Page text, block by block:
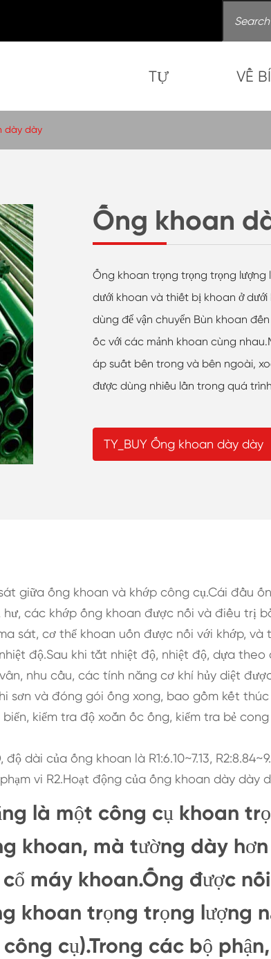
TỰ VỀ BÍ
Ống khoan
Ống khoan trọng trọng trọng
dưới khoan và thiết bị khoan ở
dùng để vận chuyển Bùn khoan
ốc với các mảnh khoan cùng
áp suất bên trong và bên ngoài,
được dùng nhiều lần trong quá
TY_BUY Ống khoan dày dày
dày dày
giữa ống khoan và khớp công cụ.Cái đầu
các khớp ống khoan được nối và điều trị
sát, cơ thể khoan uốn được nối với khớp, và
độ.Sau khi tắt nhiệt độ, nhiệt độ, dựa theo
nhu cầu, các tính năng cơ khí hủy diệt
sơn và đóng gói ống xong, bao gồm kết
kiểm tra độ xoắn ốc ống, kiểm tra bẻ
dài của ống khoan là R1:6.10~7.13,
vi R2.Hoạt động của ống khoan dày dày
là một công cụ khoan
khoan, mà tường dày
máy khoan.Ống được
khoan trọng trọng lượng
cụ).Trong các bộ